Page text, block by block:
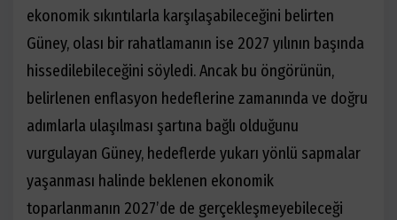
ekonomik sıkıntılarla karşılaşabileceğini belirten
Güney, olası bir rahatlamanın ise 2027 yılının başında
hissedilebileceğini söyledi. Ancak bu öngörünün,
belirlenen enflasyon hedeflerine zamanında ve doğru
adımlarla ulaşılması şartına bağlı olduğunu
vurgulayan Güney, hedeflerde yukarı yönlü sapmalar
yaşanması halinde beklenen ekonomik
toparlanmanın 2027’de de gerçekleşmeyebileceği